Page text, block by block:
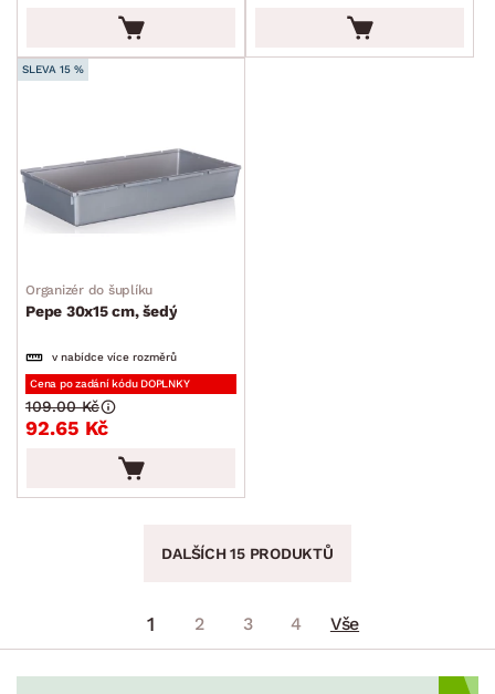
SLEVA 15 %
Organizér do šuplíku
Pepe 30x15 cm, šedý
v nabídce více rozměrů
Cena po zadání kódu DOPLNKY
92.65 Kč
109.00 Kč
DALŠÍCH 15 PRODUKTŮ
1 2 3 4 Vše